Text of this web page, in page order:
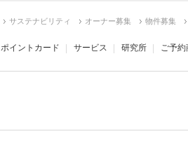
サステナビリティ オーナー募集 物件募集
ポイントカード サービス 研究所 ご予約